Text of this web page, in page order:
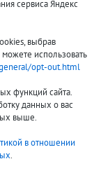
сервиса Яндекс
выбрав
использовать
opt-out.html
функций сайта.
данных о вас
выше.
в отношении
.